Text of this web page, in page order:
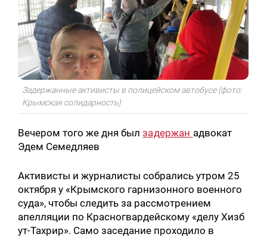
Задержанные активисты в полицейском автобусе (фото:
Крымская солидарность)
Вечером того же дня былзадержан адвокат
Эдем Семедляев
Активисты и журналисты собрались утром 25
октября у «Крымского гарнизонного военного
суда», чтобы следить за рассмотрением
апелляции по Красногвардейскому «делу Хизб
ут-Тахрир». Само заседание проходило в